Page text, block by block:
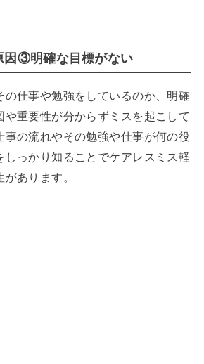
因③明確な目標がない
の仕事や勉強をしているのか、明確
や重要性が分からずミスを起こして
事の流れやその勉強や仕事が何の役
しっかり知ることでケアレスミス軽
あります。